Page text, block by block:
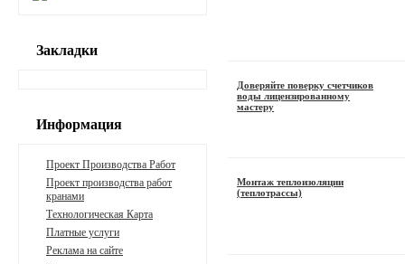
Доверяйте поверку счетчиков
воды лицензированному
мастеру
Монтаж теплоизоляции
(теплотрассы)
Закладки
Информация
Проект Производства Работ
Проект производства работ
кранами
Технологическая Карта
Платные услуги
Реклама на сайте